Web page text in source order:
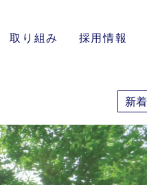
取り組み 採用情報
新